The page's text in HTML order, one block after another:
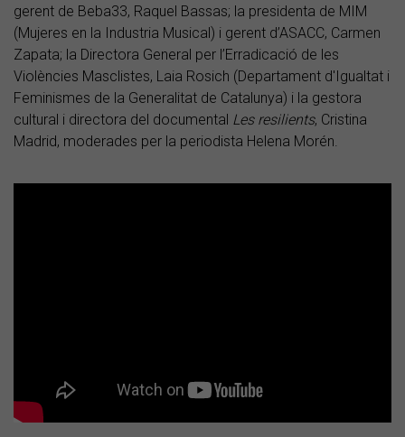
gerent de Beba33, Raquel Bassas; la presidenta de MIM
(Mujeres en la Industria Musical) i gerent d’ASACC, Carmen
Zapata; la Directora General per l’Erradicació de les
Violències Masclistes, Laia Rosich (Departament d'Igualtat i
Feminismes de la Generalitat de Catalunya) i la gestora
cultural i directora del documental Les resilients, Cristina
Madrid, moderades per la periodista Helena Morén.